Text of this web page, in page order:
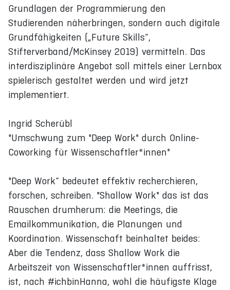
Grundlagen der Programmierung den
Studierenden näherbringen, sondern auch digitale
Grundfähigkeiten („Future Skills“,
Stifterverband/McKinsey 2019) vermitteln. Das
interdisziplinäre Angebot soll mittels einer Lernbox
spielerisch gestaltet werden und wird jetzt
implementiert.
Ingrid Scherübl
"Umschwung zum "Deep Work" durch Online-
Coworking für Wissenschaftler*innen"
"Deep Work“ bedeutet effektiv recherchieren,
forschen, schreiben. "Shallow Work" das ist das
Rauschen drumherum: die Meetings, die
Emailkommunikation, die Planungen und
Koordination. Wissenschaft beinhaltet beides:
Aber die Tendenz, dass Shallow Work die
Arbeitszeit von Wissenschaftler*innen auffrisst,
ist, nach #ichbinHanna, wohl die häufigste Klage